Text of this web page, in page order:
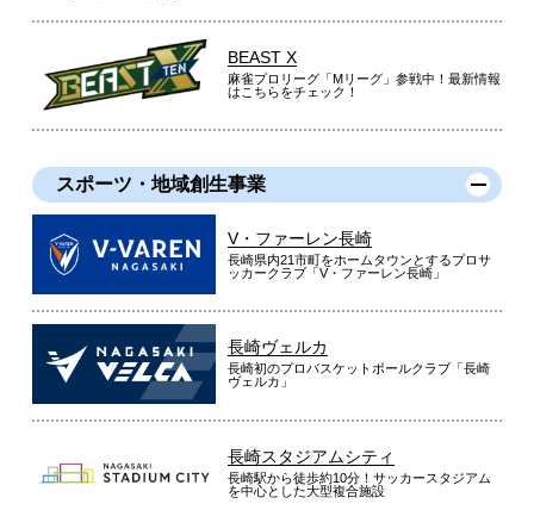
BEAST X
麻雀プロリーグ「Mリーグ」参戦中！最新情報
はこちらをチェック！
スポーツ・地域創生事業
V・ファーレン長崎
長崎県内21市町をホームタウンとするプロサ
ッカークラブ「V・ファーレン長崎」
長崎ヴェルカ
長崎初のプロバスケットボールクラブ「長崎
ヴェルカ」
長崎スタジアムシティ
長崎駅から徒歩約10分！サッカースタジアム
を中心とした大型複合施設